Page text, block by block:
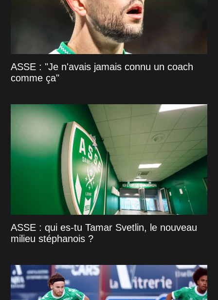
ASSE : "Je n'avais jamais connu un coach
comme ça"
ASSE : qui es-tu Tamar Svetlin, le nouveau
milieu stéphanois ?